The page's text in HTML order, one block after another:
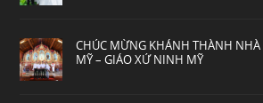
CHÚC MỪNG KHÁNH THÀNH
MỸ – GIÁO XỨ NINH MỸ